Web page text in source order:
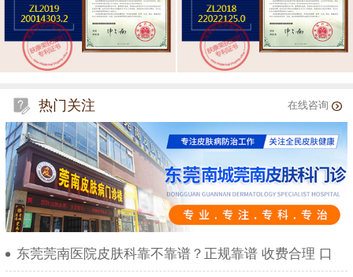
热门关注 在线咨询
东莞莞南医院皮肤科靠不靠谱？正规靠谱 收费合理 口